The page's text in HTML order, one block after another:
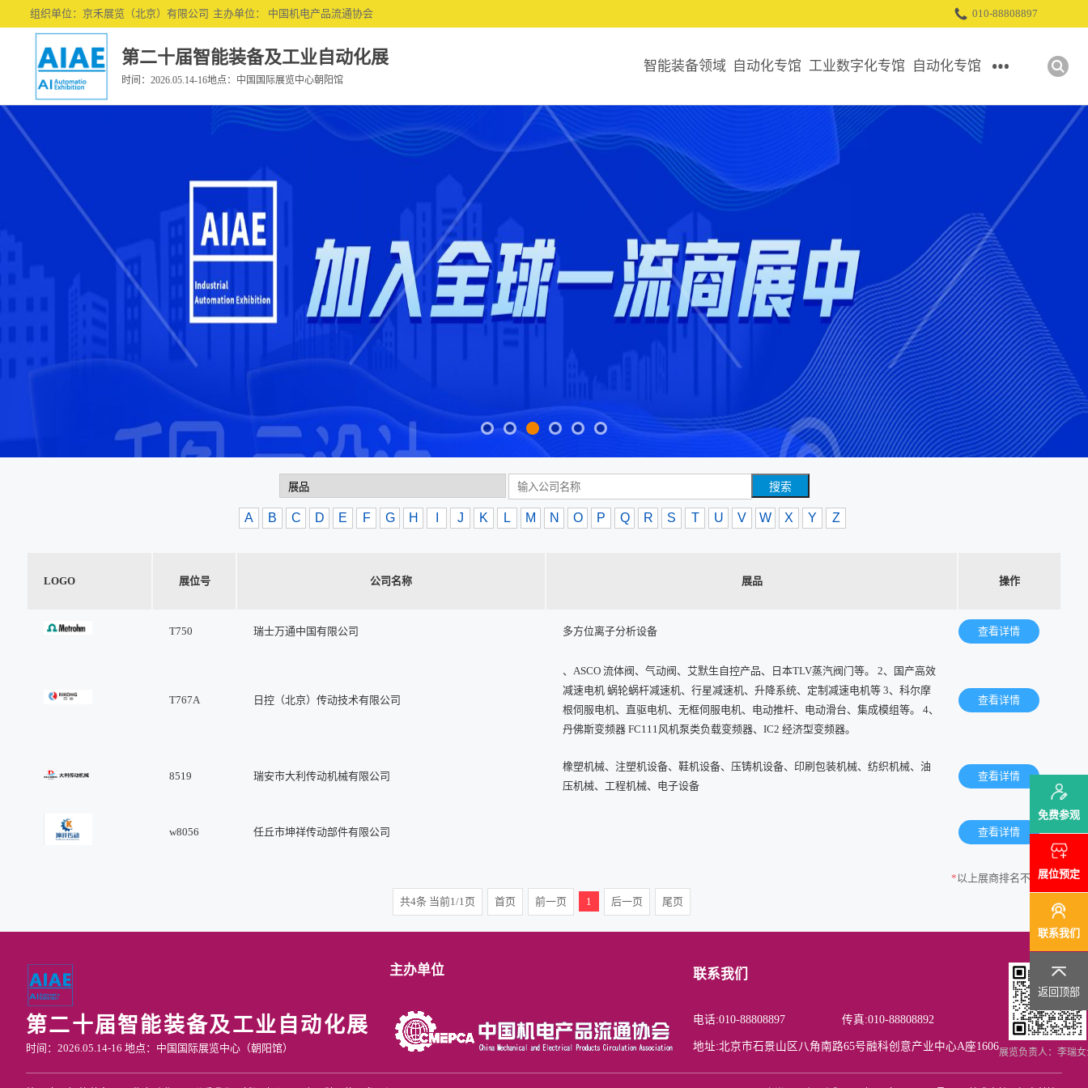
#gallery{ margin: 0 auto; }
组织单位：京禾展览（北京）有限公司 主办单位： 中国机电产品流通协会 010-88808897
第二十届智能装备及工业自动化展
时间：2026.05.14-16地点：中国国际展览中心朝阳馆
智能装备领域
关键技术
核心产品
自动化专馆
连接
机械基础设施
展位申请
工业数字化专馆
软件及IT
工业数字化
展位申请
自动化专馆
传感技术
搜索
A B C D E F G H J K L M N O P Q R S T U V W X Y Z
LOGO 展位号 公司名称 展品 操作
T750 瑞士万通中国有限公司 多方位离子分析设备 查看详情
T767A 日控（北京）传动技术有限公司
、ASCO 流体阀、气动阀、艾默生自控产品、日本TLV蒸汽阀门等。 2、国产高效
减速电机 蜗轮蜗杆减速机、行星减速机、升降系统、定制减速电机等 3、科尔摩
根伺服电机、直驱电机、无框伺服电机、电动推杆、电动滑台、集成模组等。 4、
丹佛斯变频器 FC111风机泵类负载变频器、IC2 经济型变频器。
查看详情
8519 瑞安市大利传动机械有限公司
橡塑机械、注塑机设备、鞋机设备、压铸机设备、印刷包装机械、纺织机械、油
压机械、工程机械、电子设备
查看详情
w8056 任丘市坤祥传动部件有限公司 查看详情
*以上展商排名不分先后
共4条 当前1/1页
首页 前一页 1 后一页 尾页
第二十届智能装备及工业自动化展
时间：2026.05.14-16 地点：中国国际展览中心（朝阳馆）
主办单位 联系我们
电话:010-88808897 传真:010-88808892
地址:北京市石景山区八角南路65号融科创意产业中心A座1606
展览负责人：李瑞
免费参观
展位预定
联系我们
返回顶部